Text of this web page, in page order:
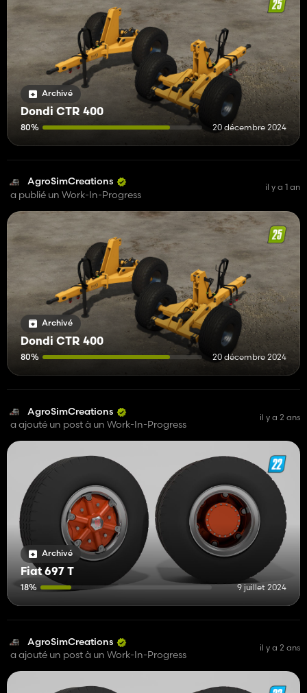
Archivé
Dondi CTR 400
80% 20 décembre 2024
AgroSimCreations
a publié un Work-In-Progress
il y a 1 an
Archivé
Dondi CTR 400
80% 20 décembre 2024
AgroSimCreations
a ajouté un post à un Work-In-Progress
il y a 2 ans
Archivé
Fiat 697 T
18% 9 juillet 2024
AgroSimCreations
a ajouté un post à un Work-In-Progress
il y a 2 ans